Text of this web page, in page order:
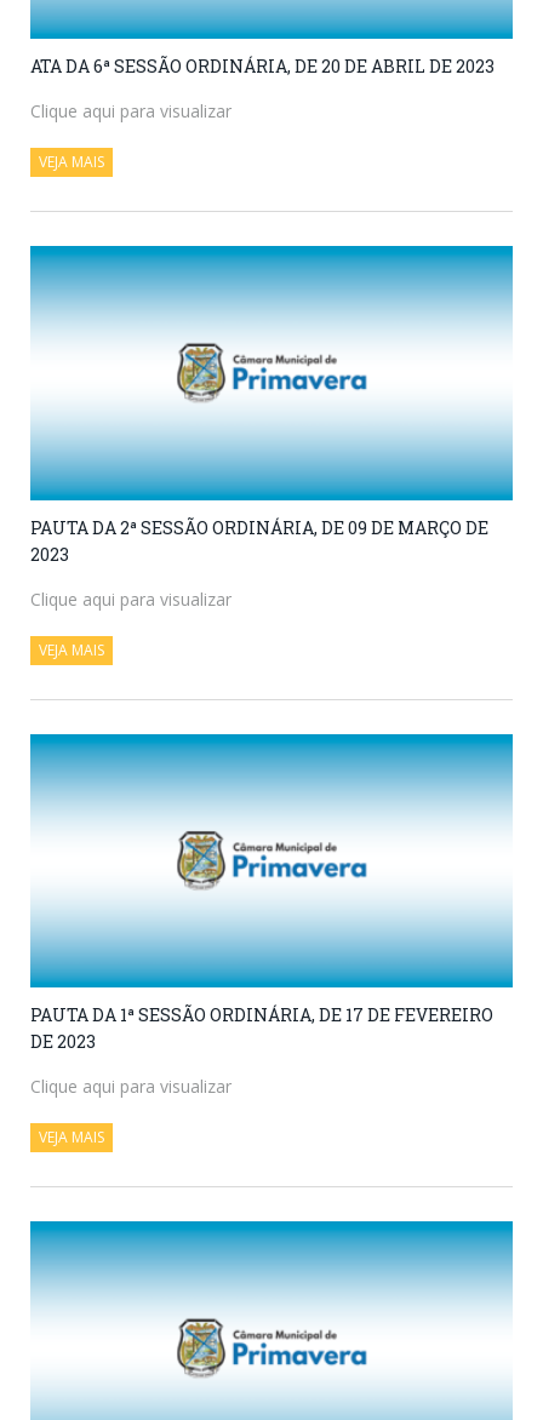
ATA DA 6ª SESSÃO ORDINÁRIA, DE 20 DE ABRIL DE 2023
Clique aqui para visualizar
VEJA MAIS
PAUTA DA 2ª SESSÃO ORDINÁRIA, DE 09 DE MARÇO DE
2023
Clique aqui para visualizar
VEJA MAIS
PAUTA DA 1ª SESSÃO ORDINÁRIA, DE 17 DE FEVEREIRO
DE 2023
Clique aqui para visualizar
VEJA MAIS